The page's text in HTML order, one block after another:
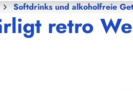
Softdrinks und alkoholfreie
retro